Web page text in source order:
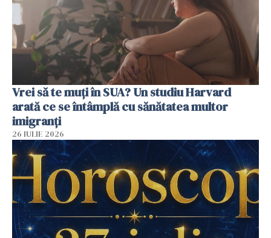
Vrei să te muți în SUA? Un studiu Harvard
arată ce se întâmplă cu sănătatea multor
imigranți
26 IULIE 2026